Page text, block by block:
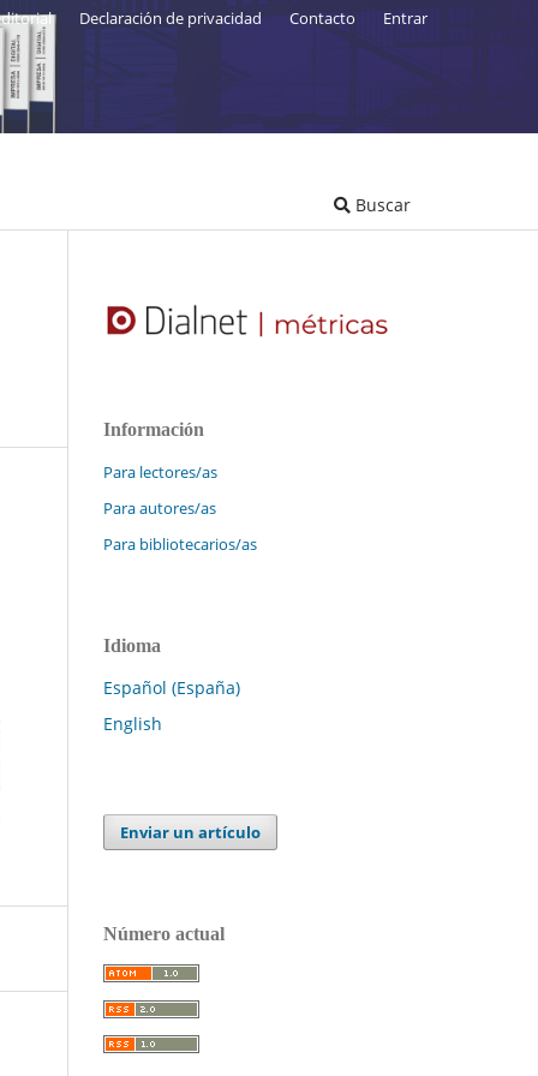
Buscar
Declaración de privacidad Contacto Entrar
Información
Para lectores/as
Para autores/as
Para bibliotecarios/as
Idioma
Español (España)
English
Enviar un artículo
Número actual